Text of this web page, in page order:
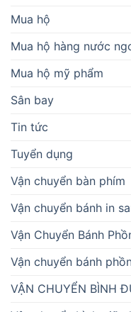
Mua hộ
Mua hộ hàng nước
Mua hộ mỹ phẩm
Sân bay
Tin tức
Tuyển dụng
Vận chuyển bàn phím
Vận chuyển bánh in
Vận Chuyển Bánh
Vận chuyển bánh
VẬN CHUYỂN BÌNH